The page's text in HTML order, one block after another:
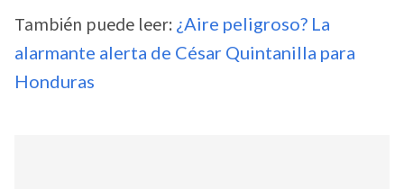
También puede leer: ¿Aire peligroso? La
alarmante alerta de César Quintanilla para
Honduras